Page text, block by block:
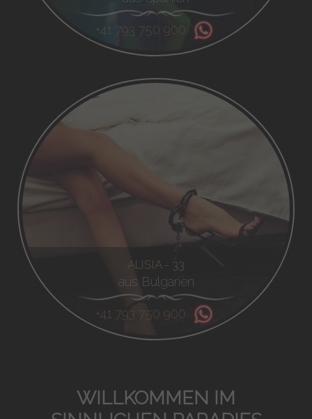
+41 793 750 900
ALISIA - 33
aus Bulgarien
+41 793 750 900
WILLKOMMEN IM